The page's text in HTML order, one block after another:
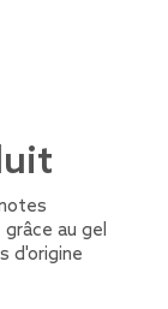
au gel
d'origine